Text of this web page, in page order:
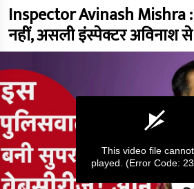
Inspector Avinash Mishra :
नहीं, असली इंस्पेक्टर अविनाश से
This video file
played. (Error Code: